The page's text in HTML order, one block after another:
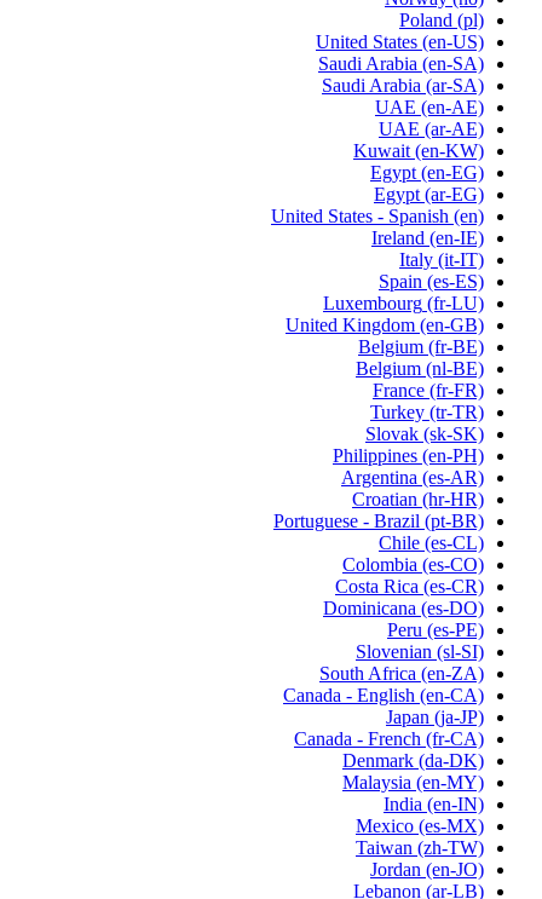
Poland (pl)
United States (en-US)
Saudi Arabia (en-SA)
Saudi Arabia (ar-SA)
UAE (en-AE)
UAE (ar-AE)
Kuwait (en-KW)
Egypt (en-EG)
Egypt (ar-EG)
United States - Spanish (en)
Ireland (en-IE)
Italy (it-IT)
Spain (es-ES)
Luxembourg (fr-LU)
United Kingdom (en-GB)
Belgium (fr-BE)
Belgium (nl-BE)
France (fr-FR)
Turkey (tr-TR)
Slovak (sk-SK)
Philippines (en-PH)
Argentina (es-AR)
Croatian (hr-HR)
Portuguese - Brazil (pt-BR)
Chile (es-CL)
Colombia (es-CO)
Costa Rica (es-CR)
Dominicana (es-DO)
Peru (es-PE)
Slovenian (sl-SI)
South Africa (en-ZA)
Canada - English (en-CA)
Japan (ja-JP)
Canada - French (fr-CA)
Denmark (da-DK)
Malaysia (en-MY)
India (en-IN)
Mexico (es-MX)
Taiwan (zh-TW)
Jordan (en-JO)
Lebanon (ar-LB)